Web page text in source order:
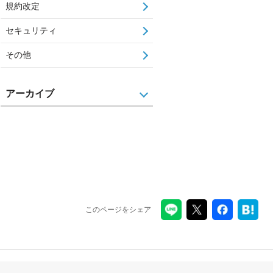
規約改定
セキュリティ
その他
アーカイブ
このページをシェア